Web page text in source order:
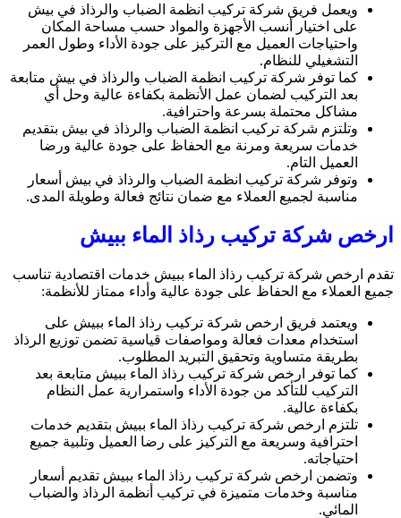
ويعمل فريق شركة تركيب انظمة الضباب والرذاذ في بيش
على اختيار أنسب الأجهزة والمواد حسب مساحة المكان
واحتياجات العميل مع التركيز على جودة الأداء وطول العمر
التشغيلي للنظام.
كما توفر شركة تركيب انظمة الضباب والرذاذ في بيش متابعة
بعد التركيب لضمان عمل الأنظمة بكفاءة عالية وحل أي
مشاكل محتملة بسرعة واحترافية.
وتلتزم شركة تركيب انظمة الضباب والرذاذ في بيش بتقديم
خدمات سريعة ومرنة مع الحفاظ على جودة عالية ورضا
العميل التام.
وتوفر شركة تركيب انظمة الضباب والرذاذ في بيش أسعار
مناسبة لجميع العملاء مع ضمان نتائج فعالة وطويلة المدى.
ارخص شركة تركيب رذاذ الماء ببيش
تقدم ارخص شركة تركيب رذاذ الماء ببيش خدمات اقتصادية تناسب
جميع العملاء مع الحفاظ على جودة عالية وأداء ممتاز للأنظمة:
ويعتمد فريق ارخص شركة تركيب رذاذ الماء ببيش على
استخدام معدات فعالة ومواصفات قياسية تضمن توزيع الرذاذ
بطريقة متساوية وتحقيق التبريد المطلوب.
كما توفر ارخص شركة تركيب رذاذ الماء ببيش متابعة بعد
التركيب للتأكد من جودة الأداء واستمرارية عمل النظام
بكفاءة عالية.
تلتزم ارخص شركة تركيب رذاذ الماء ببيش بتقديم خدمات
احترافية وسريعة مع التركيز على رضا العميل وتلبية جميع
احتياجاته.
وتضمن ارخص شركة تركيب رذاذ الماء ببيش تقديم أسعار
مناسبة وخدمات متميزة في تركيب أنظمة الرذاذ والضباب
المائي.